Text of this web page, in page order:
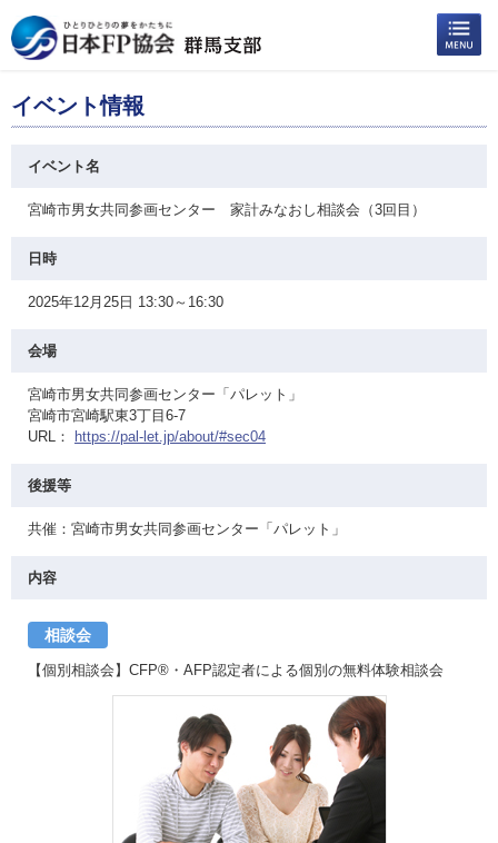
イベント情報
イベント名
宮崎市男女共同参画センター 家計みなおし相談会（3回目）
日時
2025年12月25日 13:30～16:30
会場
宮崎市男女共同参画センター「パレット」
宮崎市宮崎駅東3丁目6-7
URL：
https://pal-let.jp/about/#sec04
後援等
共催：宮崎市男女共同参画センター「パレット」
内容
相談会
【個別相談会】CFP®・AFP認定者による個別の無料体験相談会